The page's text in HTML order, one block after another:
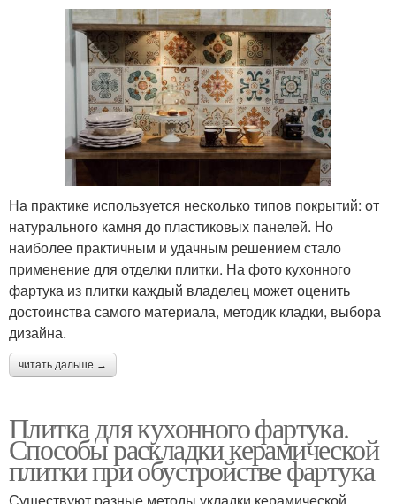
На практике используется несколько типов покрытий: от
натурального камня до пластиковых панелей. Но
наиболее практичным и удачным решением стало
применение для отделки плитки. На фото кухонного
фартука из плитки каждый владелец может оценить
достоинства самого материала, методик кладки, выбора
дизайна.
читать дальше →
Плитка для кухонного фартука.
Способы раскладки керамической
плитки при обустройстве фартука
Существуют разные методы укладки керамической